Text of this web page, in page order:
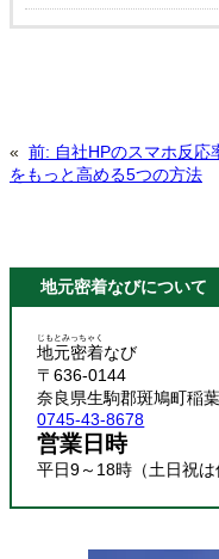
« 前: 自社HPのスマホ反応
をもっと高める5つの方法
地元密着なびについて
地元密着
じもとみっちゃく
なび
〒636-0144
奈良県生駒郡斑鳩町稲
0745-43-8678
営業日時
平日9～18時（土日祝は